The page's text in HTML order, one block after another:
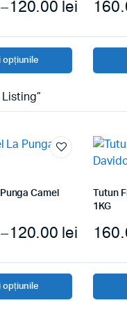
120.00 lei
–
opțiunile
Camel
120.00 lei
–
opțiunile
Tutun
1KG